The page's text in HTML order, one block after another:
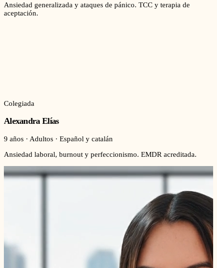
Ansiedad generalizada y ataques de pánico. TCC y terapia de
aceptación.
Colegiada
Alexandra Elías
9 años · Adultos · Español y catalán
Ansiedad laboral, burnout y perfeccionismo. EMDR acreditada.